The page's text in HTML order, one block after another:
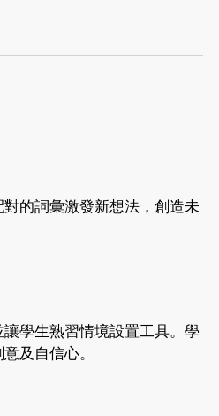
的詞彙激發新想法，創造未
學生熟習情境設置工具。學
及自信心。